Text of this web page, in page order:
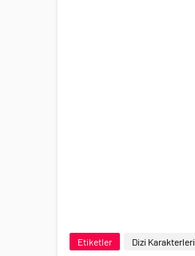
Etiketler Dizi Karakterleri